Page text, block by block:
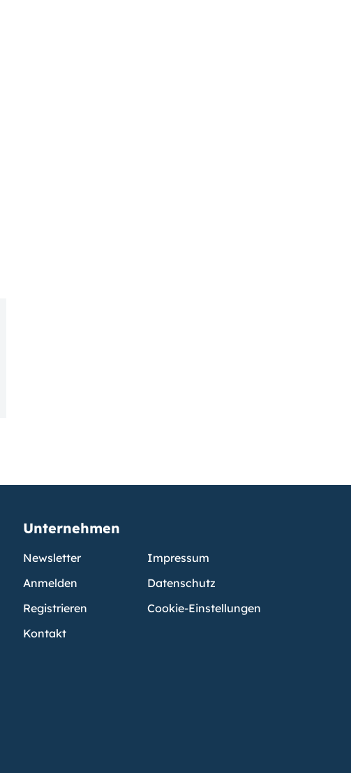
Unternehmen
Newsletter
Anmelden
Registrieren
Kontakt
Impressum
Datenschutz
Cookie-Einstellungen